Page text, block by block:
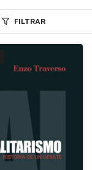
FILTRAR